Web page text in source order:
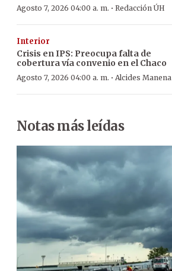
Agosto 7, 2026 04:00 a. m. · Redacción ÚH
Interior
Crisis en IPS: Preocupa falta de
cobertura vía convenio en el Chaco
Agosto 7, 2026 04:00 a. m. · Alcides Manena
Notas más leídas